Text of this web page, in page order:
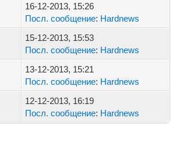
16-12-2013, 15:26
Посл. сообщение: Hardnews
15-12-2013, 15:53
Посл. сообщение: Hardnews
13-12-2013, 15:21
Посл. сообщение: Hardnews
12-12-2013, 16:19
Посл. сообщение: Hardnews